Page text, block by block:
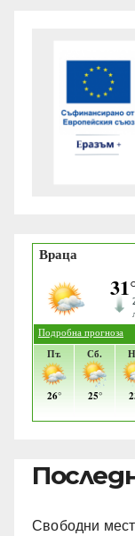
Свободни